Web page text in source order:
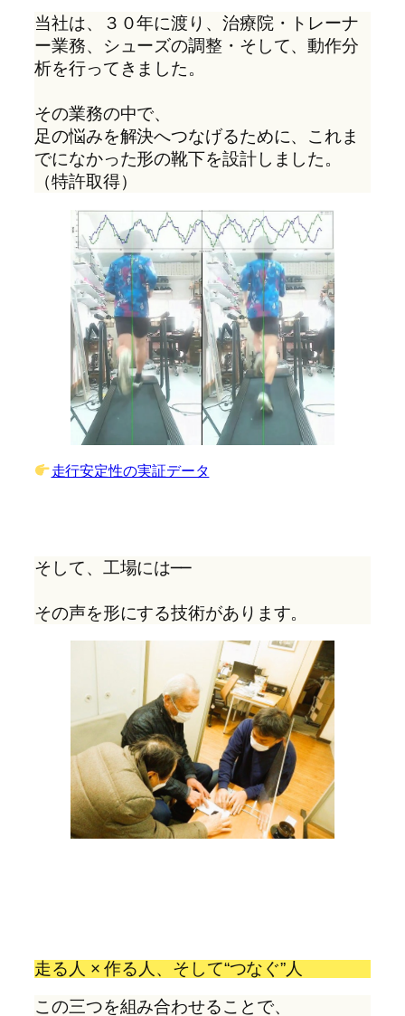
当社は、３０年に渡り、治療院・トレーナ
ー業務、シューズの調整・そして、動作分
析を行ってきました。
その業務の中で、
足の悩みを解決へつなげるために、これま
でになかった形の靴下を設計しました。
（特許取得）
走行安定性の実証データ
そして、工場には──
その声を形にする技術があります。
走る人 × 作る人、そして“つなぐ”人
この三つを組み合わせることで、